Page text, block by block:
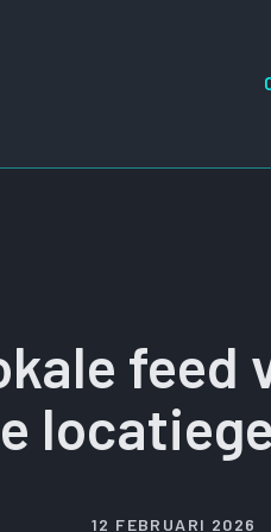
12 FEBRUARI 2026